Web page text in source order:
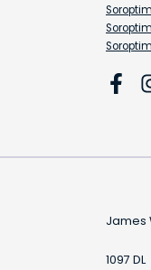
James
1097 DL